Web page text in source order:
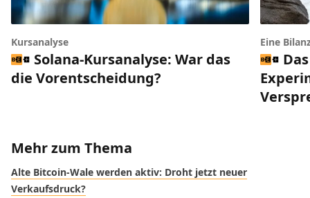
Kursanalyse
Solana-Kursanalyse: War das
die Vorentscheidung?
Eine
Mehr zum Thema
Alte Bitcoin-Wale werden aktiv: Droht jetzt neuer
Verkaufsdruck?